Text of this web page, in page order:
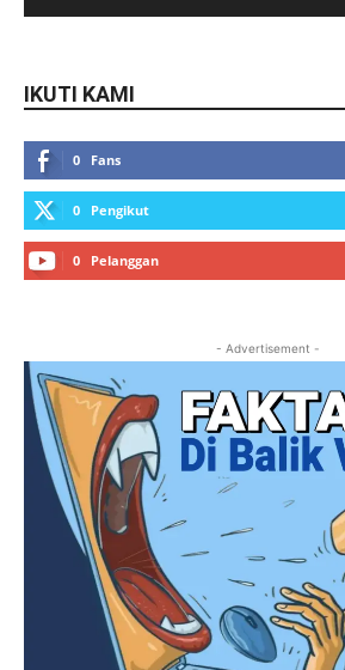
IKUTI KAMI
0 Fans
0 Pengikut
0 Pelanggan
- Advertisement -